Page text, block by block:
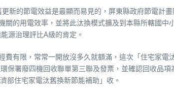
新的節電效益是最顯而易見的，屏東縣政府節電計
的用電效率，並將此汰換模式擴及到本縣所轄國
源治理評比A級的肯定。
有限，常常一開放沒多久就額滿，這次「住宅家
保署廢四機回收聯單第三聯及發票，並確認回收品
部住宅家電汰舊換新節能補助」收。